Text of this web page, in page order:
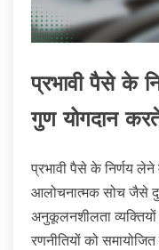
प्रभावी पैसे के
गुण योगदान
प्रभावी पैसे के निर्णय
आलोचनात्मक सोच जैसे
अनुकूलनशीलता व्यक्तियों
रणनीतियों को